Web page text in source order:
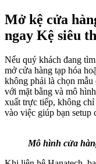
Mở kệ cửa
ngay Kệ siêu
Nếu quý khách đang
mở cửa hàng tạp hóa
không phải là chọn
với mặt bằng và mô
xuất trực tiếp, không
vào việc giúp bạn setup
Mô hình cửa